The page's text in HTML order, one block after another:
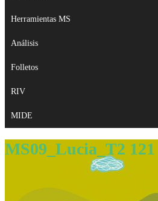
Herramientas MS
Análisis
Folletos
RIV
MIDE
MS09_Lucia_T2 121